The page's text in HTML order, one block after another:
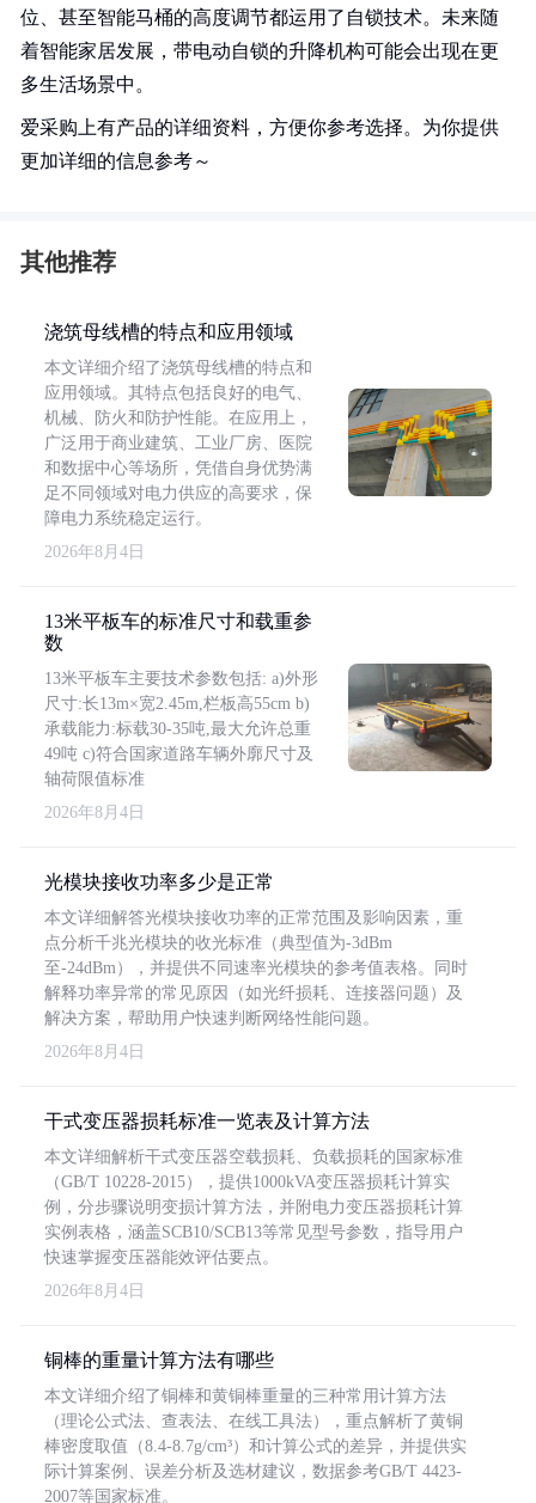
位、甚至智能马桶的高度调节都运用了自锁技术。未来随
着智能家居发展，带电动自锁的升降机构可能会出现在更
多生活场景中。
爱采购上有产品的详细资料，方便你参考选择。为你提供
更加详细的信息参考～
其他推荐
浇筑母线槽的特点和应用领域
本文详细介绍了浇筑母线槽的特点和
应用领域。其特点包括良好的电气、
机械、防火和防护性能。在应用上，
广泛用于商业建筑、工业厂房、医院
和数据中心等场所，凭借自身优势满
足不同领域对电力供应的高要求，保
障电力系统稳定运行。
2026年8月4日
13米平板车的标准尺寸和载重参
数
13米平板车主要技术参数包括: a)外形
尺寸:长13m×宽2.45m,栏板高55cm b)
承载能力:标载30-35吨,最大允许总重
49吨 c)符合国家道路车辆外廓尺寸及
轴荷限值标准
2026年8月4日
光模块接收功率多少是正常
本文详细解答光模块接收功率的正常范围及影响因素，重
点分析千兆光模块的收光标准（典型值为-3dBm
至-24dBm），并提供不同速率光模块的参考值表格。同时
解释功率异常的常见原因（如光纤损耗、连接器问题）及
解决方案，帮助用户快速判断网络性能问题。
2026年8月4日
干式变压器损耗标准一览表及计算方法
本文详细解析干式变压器空载损耗、负载损耗的国家标准
（GB/T 10228-2015），提供1000kVA变压器损耗计算实
例，分步骤说明变损计算方法，并附电力变压器损耗计算
实例表格，涵盖SCB10/SCB13等常见型号参数，指导用户
快速掌握变压器能效评估要点。
2026年8月4日
铜棒的重量计算方法有哪些
本文详细介绍了铜棒和黄铜棒重量的三种常用计算方法
（理论公式法、查表法、在线工具法），重点解析了黄铜
棒密度取值（8.4-8.7g/cm³）和计算公式的差异，并提供实
际计算案例、误差分析及选材建议，数据参考GB/T 4423-
2007等国家标准。